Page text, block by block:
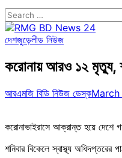
Search
for:
দেশজুড়েলীড নিউজ
করোনায় আরও ১২ মৃত্যু,
আরএমজি বিডি নিউজ ডেস্কMarch
করোনাভাইরাসে আক্রান্ত হয়ে
শনিবার বিকেলে স্বাস্থ্য